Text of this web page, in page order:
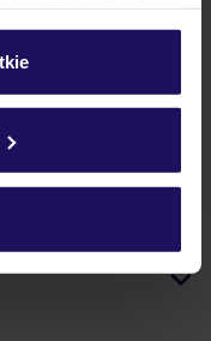
w zakładkę
znajdziesz